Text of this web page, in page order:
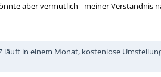
aber vermutlich - meiner Verständnis
läuft in einem Monat, kostenlose